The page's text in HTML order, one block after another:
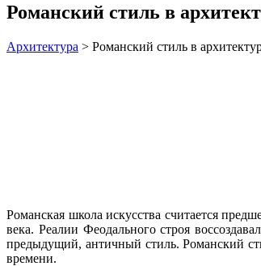
Романский стиль в
Архитектура > Романский стиль в
Романская школа искусства считается
века. Реалии Феодального строя
предыдущий, античный стиль. Романский
времени.